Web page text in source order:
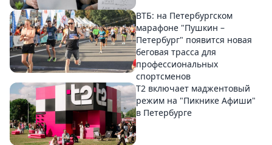
ВТБ: на Петербургском
марафоне "Пушкин –
Петербург" появится новая
беговая трасса для
профессиональных
спортсменов
Т2 включает маджентовый
режим на "Пикнике Афиши"
в Петербурге